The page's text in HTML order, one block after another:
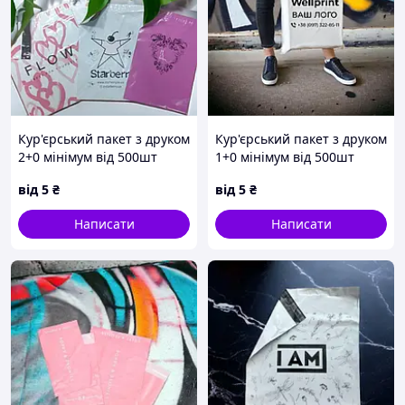
Кур'єрський пакет з друком
2+0 мінімум від 500шт
від 5 ₴
Написати
Кур'єрський пакет з друком
1+0 мінімум від 500шт
від 5 ₴
Написати